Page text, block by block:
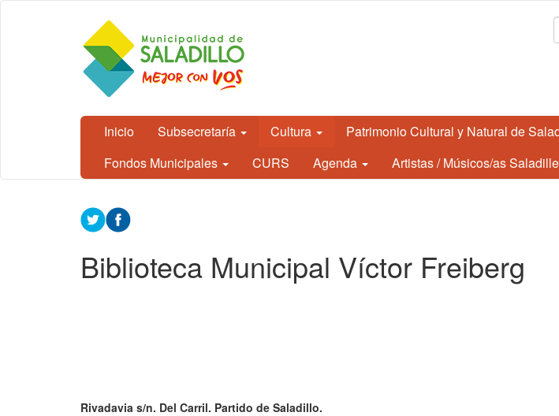
CEDH.
Secretaría
de
Cultura,
Educación
Derechos
Humanos
Inicio Subsecretaría Cultura Patrimonio Cultural y Natural de
Fondos Municipales
CURS Agenda Artistas / Músicos/as
Contenido
principal
Biblioteca Municipal Víctor Freiberg
Rivadavia s/n. Del Carril. Partido de Saladillo.